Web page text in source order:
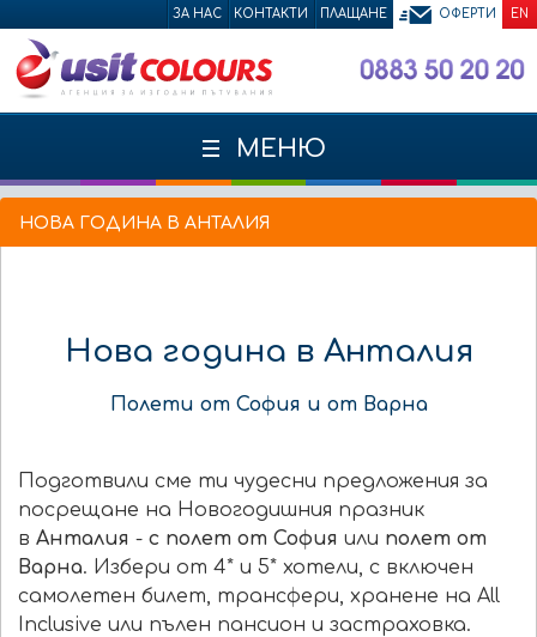
ЗА НАС КОНТАКТИ ПЛАЩАНЕ ОФЕРТИ EN
МЕНЮ
НОВА ГОДИНА В АНТАЛИЯ
Нова година в Анталия
Полети от София и от Варна
Подготвили сме ти чудесни предложения за
посрещане на Новогодишния празник
в Анталия - с полет от София или полет от
Варна. Избери от 4* и 5* хотели, с включен
самолетен билет, трансфери, хранене на All
Inclusive или пълен пансион и застраховка.